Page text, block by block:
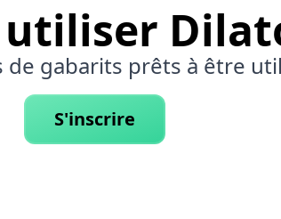
utiliser
de gabarits prêts à être
S'inscrire